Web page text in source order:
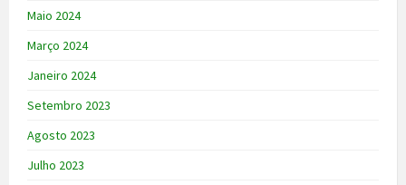
Maio 2024
Março 2024
Janeiro 2024
Setembro 2023
Agosto 2023
Julho 2023